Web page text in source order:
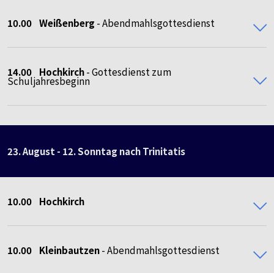
10.00 Weißenberg - Abendmahlsgottesdienst
14.00 Hochkirch- Gottesdienst zum
Schuljahresbeginn
23. August - 12. Sonntag nach Trinitatis
10.00 Hochkirch
10.00 Kleinbautzen- Abendmahlsgottesdienst